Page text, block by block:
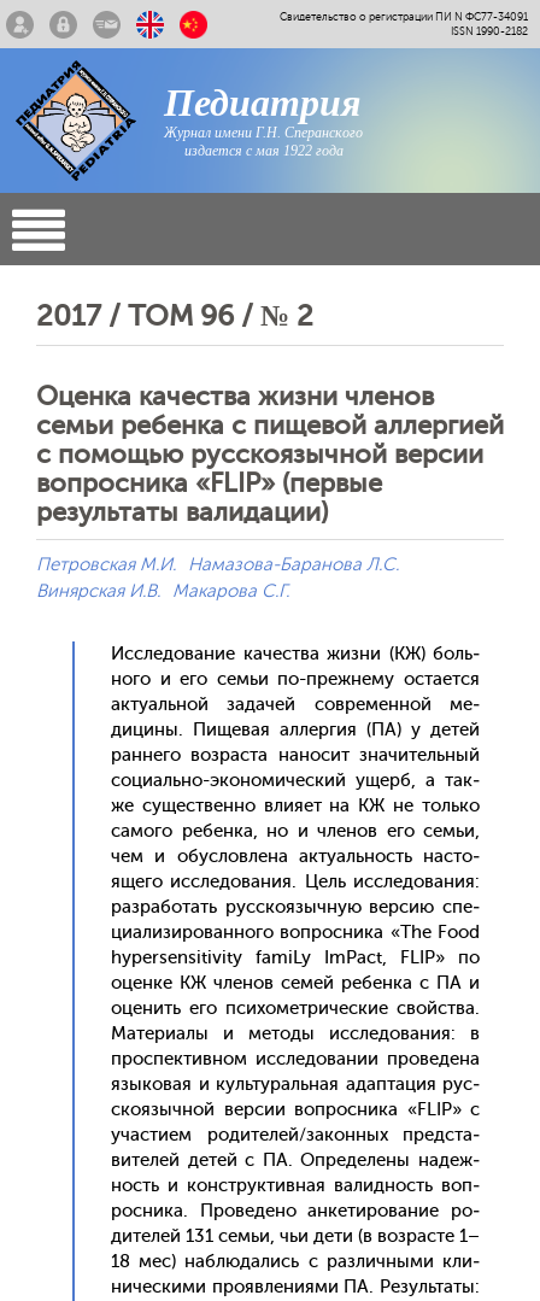
Свидетельство о регистрации ПИ N ФС77-34091
ISSN 1990-2182
Педиатрия
Журнал имени Г.Н. Сперанского
издается с мая 1922 года
2017 / ТОМ 96 / № 2
Оценка качества жизни членов
семьи ребенка с пищевой аллергией
с помощью русскоязычной версии
вопросника «FLIP» (первые
результаты валидации)
Петровская М.И.
Намазова-Баранова Л.С.
Винярская И.В.
Макарова С.Г.
Ис­сле­дова­ние ка­чес­тва жиз­ни (КЖ) боль­
но­го и его семьи по-преж­не­му ос­та­ет­ся
ак­ту­аль­ной за­дачей сов­ре­мен­ной ме­
дици­ны. Пи­щевая ал­лергия (ПА) у де­тей
ран­не­го воз­раста на­носит зна­читель­ный
со­ци­аль­но-эко­номи­чес­кий ущерб, а так­
же су­щес­твен­но вли­яет на КЖ не толь­ко
са­мого ре­бен­ка, но и чле­нов его семьи,
чем и обус­ловле­на ак­ту­аль­ность нас­то­
яще­го ис­сле­дова­ния. Цель ис­сле­дова­ния:
раз­ра­ботать рус­ско­языч­ную вер­сию спе­
ци­али­зиро­ван­но­го воп­росни­ка «The Food
hypersensitivity famiLy ImPact, FLIP» по
оцен­ке КЖ чле­нов се­мей ре­бен­ка с ПА и
оце­нить его пси­хомет­ри­чес­кие свой­ства.
Ма­тери­алы и ме­тоды ис­сле­дова­ния: в
прос­пектив­ном ис­сле­дова­нии про­веде­на
язы­ковая и куль­ту­раль­ная адап­та­ция рус­
ско­языч­ной вер­сии воп­росни­ка «FLIP» с
учас­ти­ем ро­дите­лей/за­кон­ных пред­ста­
вите­лей де­тей с ПА. Оп­ре­деле­ны на­деж­
ность и конс­трук­тивная ва­лид­ность воп­
росни­ка. Про­веде­но ан­ке­тиро­вание ро­
дите­лей 131 семьи, чьи де­ти (в воз­расте 1–
18 мес) наб­лю­дались с раз­личны­ми кли­
ничес­ки­ми про­яв­ле­ни­ями ПА. Ре­зуль­та­ты: